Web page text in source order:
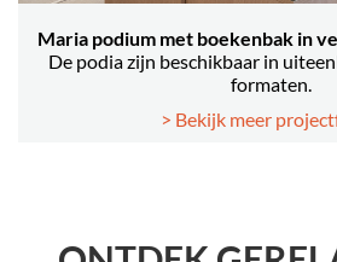
Maria podium met boekenbak in
De podia zijn beschikbaar in
formaten.
> Bekijk meer